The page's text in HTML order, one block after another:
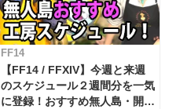
FF14
【FF14 / FFXIV】今週と来週
のスケジュール２週間分を一気
に登録！おすすめ無人島・開拓